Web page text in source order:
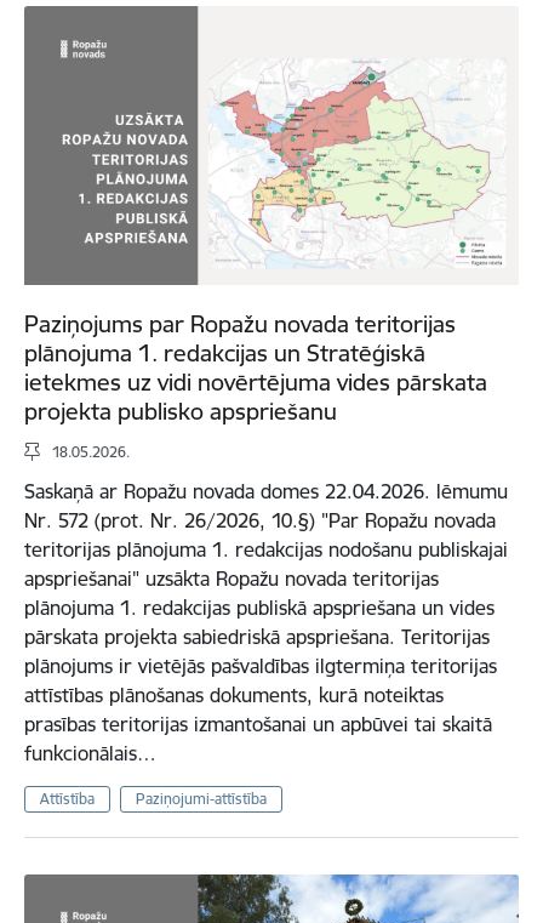
Paziņojums par Ropažu novada teritorijas
plānojuma 1. redakcijas un Stratēģiskā
ietekmes uz vidi novērtējuma vides pārskata
projekta publisko apspriešanu
18.05.2026.
Saskaņā ar Ropažu novada domes 22.04.2026. lēmumu
Nr. 572 (prot. Nr. 26/2026, 10.§) "Par Ropažu novada
teritorijas plānojuma 1. redakcijas nodošanu publiskajai
apspriešanai" uzsākta Ropažu novada teritorijas
plānojuma 1. redakcijas publiskā apspriešana un vides
pārskata projekta sabiedriskā apspriešana. Teritorijas
plānojums ir vietējās pašvaldības ilgtermiņa teritorijas
attīstības plānošanas dokuments, kurā noteiktas
prasības teritorijas izmantošanai un apbūvei tai skaitā
funkcionālais…
Attīstība Paziņojumi-attīstība